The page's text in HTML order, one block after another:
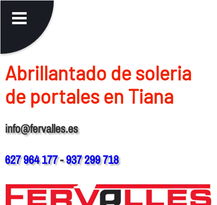
Abrillantado de soleria
de portales en Tiana
info@fervalles.es
627 964 177-937 299 718